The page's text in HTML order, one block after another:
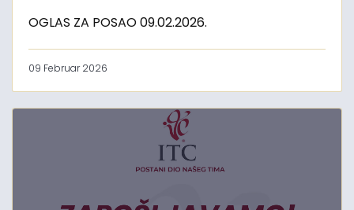
OGLAS ZA POSAO 09.02.2026.
09 Februar 2026